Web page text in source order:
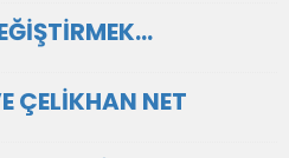
ÇELİKHAN NET